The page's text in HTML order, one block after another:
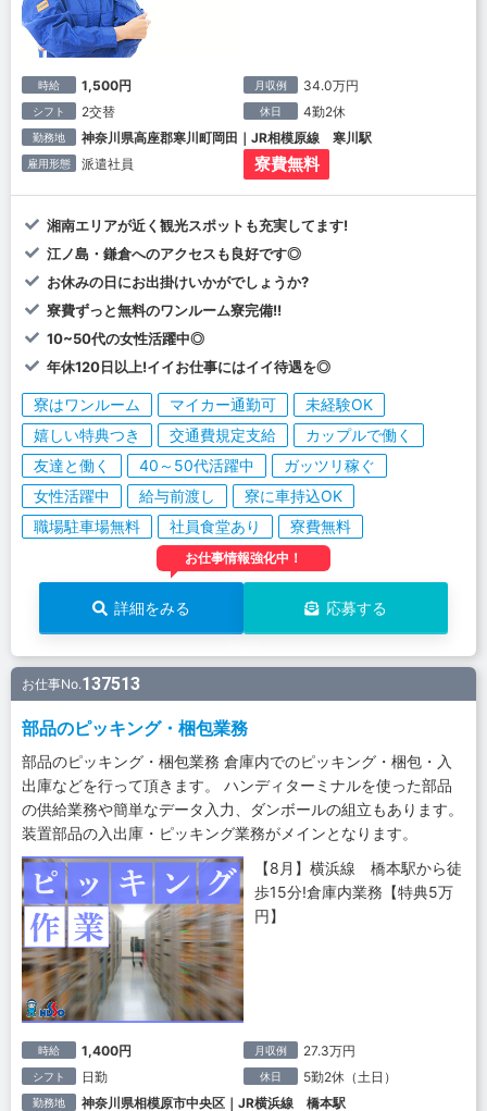
時給 1,500円 月収例 34.0万円
シフト 2交替 休日 4勤2休
勤務地 神奈川県高座郡寒川町岡田｜JR相模原線 寒川駅
雇用形態 派遣社員 寮費無料
湘南エリアが近く観光スポットも充実してます!
江ノ島・鎌倉へのアクセスも良好です◎
お休みの日にお出掛けいかがでしょうか?
寮費ずっと無料のワンルーム寮完備!!
10~50代の女性活躍中◎
年休120日以上!イイお仕事にはイイ待遇を◎
寮はワンルーム マイカー通勤可
未経験OK
嬉しい特典つき
交通費規定支給
カップルで働く
友達と働く
40～50代活躍中
ガッツリ稼ぐ
女性活躍中
給与前渡し
寮に車持込OK
職場駐車場無料
社員食堂あり 寮費無料
お仕事情報強化中！
詳細をみる 応募する
お仕事No.137513
部品のピッキング・梱包業務
部品のピッキング・梱包業務 倉庫内でのピッキング・梱包・入
出庫などを行って頂きます。 ハンディターミナルを使った部品
の供給業務や簡単なデータ入力、ダンボールの組立もあります。
装置部品の入出庫・ピッキング業務がメインとなります。
【8月】横浜線 橋本駅から徒
歩15分!倉庫内業務【特典5万
円】
時給 1,400円 月収例 27.3万円
シフト 日勤 休日 5勤2休（土日）
勤務地 神奈川県相模原市中央区｜JR横浜線 橋本駅